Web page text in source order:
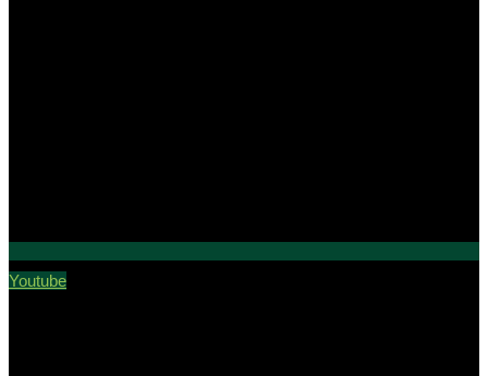
Youtube